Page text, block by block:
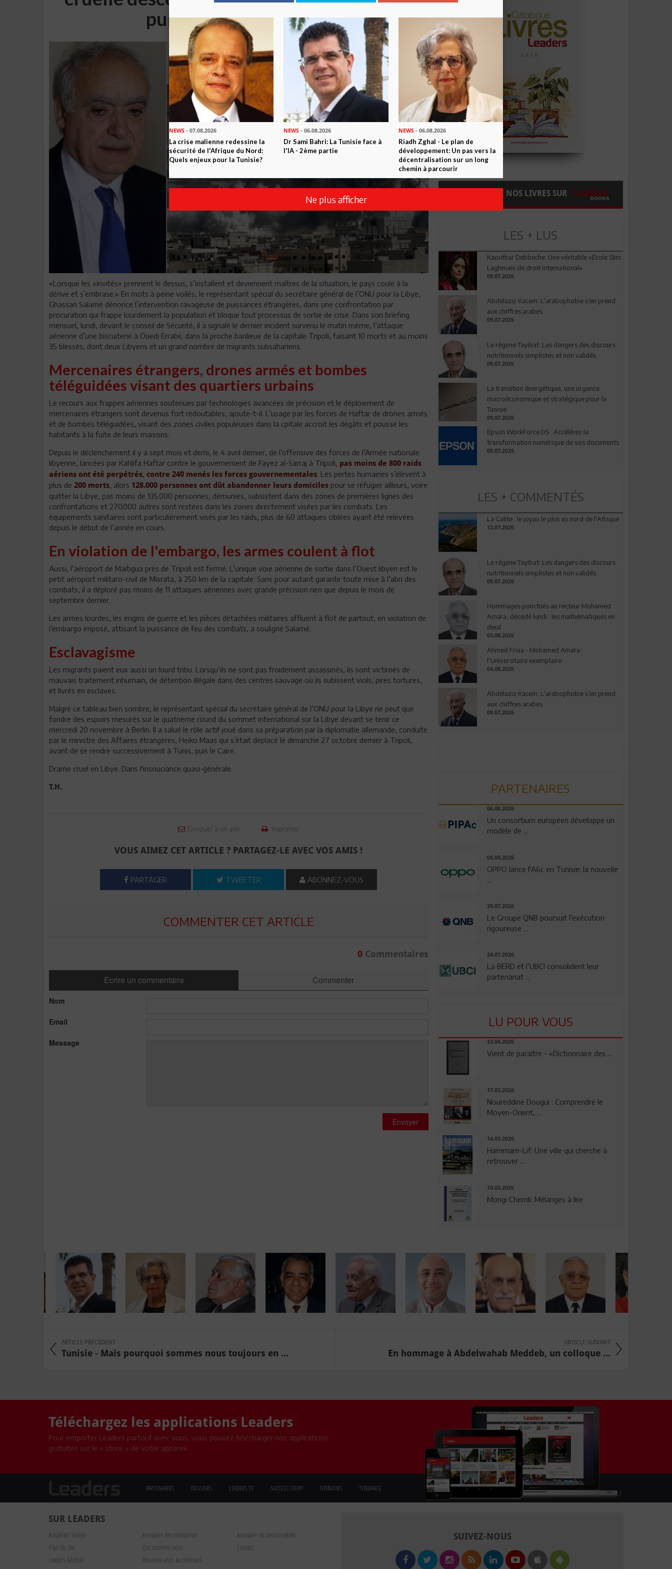
puissances étrangères
«Lorsque les «invités» prennent le dessus, s’installent et deviennent maîtres de la situation, le pays coule à la
dérive et s’embrase.» En mots à peine voilés, le représentant spécial du secrétaire général de l’ONU pour la Libye,
Ghassan Salamé dénonce l’intervention ravageuse de puissances étrangères, dans une confrontation par
procuration qui frappe lourdement la population et bloque tout processus de sortie de crise. Dans son briefing
mensuel, lundi, devant le conseil de Sécurité, il a signalé le dernier incident survenu le matin même, l’attaque
aérienne d’une biscuiterie à Ouedi Errabii, dans la proche banlieue de la capitale Tripoli, faisant 10 morts et au moins
35 blessés, dont deux Libyens et un grand nombre de migrants subsahariens.
Mercenaires étrangers, drones armés et bombes
téléguidées visant des quartiers urbains
Le recours aux frappes aériennes soutenues par technologies avancées de précision et le déploiement de
mercenaires étrangers sont devenus fort redoutables, ajoute-t-il. L’usage par les forces de Haftar de drones armés
et de bombes téléguidées, visant des zones civiles populeuses dans la cpitale accroit les dégâts et pousse les
habitants à la fuite de leurs maisons.
Depuis le déclenchement il y a sept mois et demi, le 4 avril dernier, de l’offensive des forces de l’Armée nationale
libyenne, lancées par Kahlifa Haftar contre le gouvernement de Fayez al-Sarraj à Tripoli, pas moins de 800 raids
aériens ont été perpétrés, contre 240 menés les forces gouvernementales. Les pertes humaines s’élèvent à
plus de 200 morts, alors 128.000 personnes ont dût abandonner leurs domiciles pour se réfugier ailleurs, voire
quitter la Libye, pas moins de 135.000 personnes, démunies, subsistent dans des zones de premières lignes des
confrontations et 270.000 autres sont restées dans les zones directement visées par les combats. Les
équipements sanitaires sont particulièrement visés par les raids, plus de 60 attaques ciblées ayant été relevées
depuis le début de l’année en cours.
En violation de l'embargo, les armes coulent à flot
Aussi, l’aéroport de Maitigua près de Tripoli est fermé. L’unique voie aérienne de sortie dans l’Ouest libyen est le
petit aéroport militaro-civil de Misrata, à 250 km de la capitale. Sans pour autant garantir toute mise à l’abri des
combats, il a déploré pas moins de 11 attaques aériennes avec grande précision rien que depuis le mois de
septembre dernier.
Les armes lourdes, les engins de guerre et les pièces détachées militaires affluent à flot de partout, en violation de
l’embargo imposé, attisant la puissance de feu des combats, a souligné Salamé.
Esclavagisme
Les migrants paient eux aussi un lourd tribu. Lorsqu’ils ne sont pas froidement assassinés, ils sont victimes de
mauvais traitement inhumain, de détention illégale dans des centres sauvage où ils subissent viols, pires tortures,
et livrés en esclaves.
Malgré ce tableau bien sombre, le représentant spécial du secrétaire général de l’ONU pour la Libye ne peut que
fondre des espoirs mesurés sur le quatrième round du sommet international sur la Libye devant se tenir ce
mercredi 20 novembre à Berlin. Il a salué le rôle actif joué dans sa préparation par la diplomatie allemande, conduite
par le ministre des Affaires étrangères, Heiko Maas qui s’était déplacé le dimanche 27 octobre dernier à Tripoli,
avant de se rendre successivement à Tunis, puis le Caire.
Drame cruel en Libye. Dans l'insouciance quasi-générale.
T.H.
Envoyer à un ami Imprimer
VOUS AIMEZ CET ARTICLE ? PARTAGEZ-LE AVEC VOS AMIS !
PARTAGER TWEETER ABONNEZ-VOUS
COMMENTER CET ARTICLE
0Commentaires
Ecrire un commentaire Commenter
Nom
Email
Message
Envoyer
COMMANDEZ NOS LIVRES SUR
LES + LUS
Kaouthar Debbeche: Une véritable «École Slim
Laghmani de droit international»
09.07.2026
Abdelaziz Kacem: L’arabophobie s’en prend
aux chiffres arabes
09.07.2026
Le régime Tayibat: Les dangers des discours
nutritionnels simplistes et non validés
09.07.2026
La transition énergétique, une urgence
macroéconomique et stratégique pour la
Tunisie
09.07.2026
Epson WorkForce DS : Accélérez la
transformation numérique de vos documents
09.07.2026
LES + COMMENTÉS
La Galite : le joyau le plus au nord de l'Afrique
12.07.2026
Le régime Tayibat: Les dangers des discours
nutritionnels simplistes et non validés
09.07.2026
Hommages ponctués au recteur Mohamed
Amara, décédé lundi : les mathématiques en
deuil
03.08.2026
Ahmed Friaa - Mohamed Amara:
l’Universitaire exemplaire
04.08.2026
Abdelaziz Kacem: L’arabophobie s’en prend
aux chiffres arabes
09.07.2026
PARTENAIRES
06.08.2026
Un consortium européen développe un
modèle de ...
04.08.2026
OPPO lance l'A6c en Tunisie: la nouvelle
...
29.07.2026
Le Groupe QNB poursuit l’exécution
rigoureuse ...
24.07.2026
La BERD et l’UBCI consolident leur
partenariat ...
LU POUR VOUS
23.04.2026
Vient de paraître - «Dictionnaire des ...
17.03.2026
Noureddine Dougui : Comprendre le
Moyen-Orient, ...
14.03.2026
Hammam-Lif: Une ville qui cherche à
retrouver ...
10.03.2026
Mongi Chemli: Mélanges à lire
ARTICLE PRÉCÉDENT
Tunisie - Mais pourquoi sommes nous toujours en ...
ARTICLE SUIVANT
En hommage à Abdelwahab Meddeb, un colloque ...
Téléchargez les applications Leaders
Pour emporter Leaders partout avec vous, vous pouvez télécharger nos applications
gratuites sur le « store » de votre appareil.
PARTENAIRES DOSSIERS LEADERS TV SUCCESS STORY OPINIONS TENDANCE
SUR LEADERS
Actualités Tunisie Annuaire des entreprises
Annuaire de personnalités
Plan du site
Qui sommes nous
Contact
Leaders Mobile
Abonnez-vous au mensuel
SUIVEZ-NOUS
NEWS - 07.08.2026
La crise malienne redessine la
sécurité de l'Afrique du Nord:
Quels enjeux pour la Tunisie?
NEWS - 06.08.2026
Dr Sami Bahri: La Tunisie face à
l'IA - 2ème partie
NEWS- 06.08.2026
Riadh Zghal - Le plan de
développement: Un pas vers la
décentralisation sur un long
chemin à parcourir
Ne plus afficher